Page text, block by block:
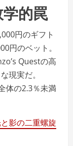
的罠
円のギフト
円のベット。
Questの高
現実だ。
体の2.3％未満
影の二重螺旋